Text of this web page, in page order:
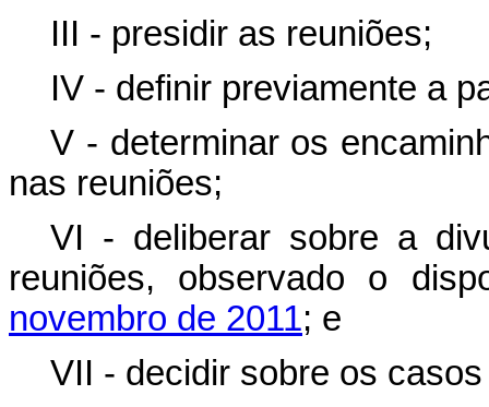
III - presidir as reuniões;
IV - definir previamente a
V - determinar os
nas reuniões;
VI - deliberar sobre a
reuniões, observado o
novembro de 2011; e
VII - decidir sobre os